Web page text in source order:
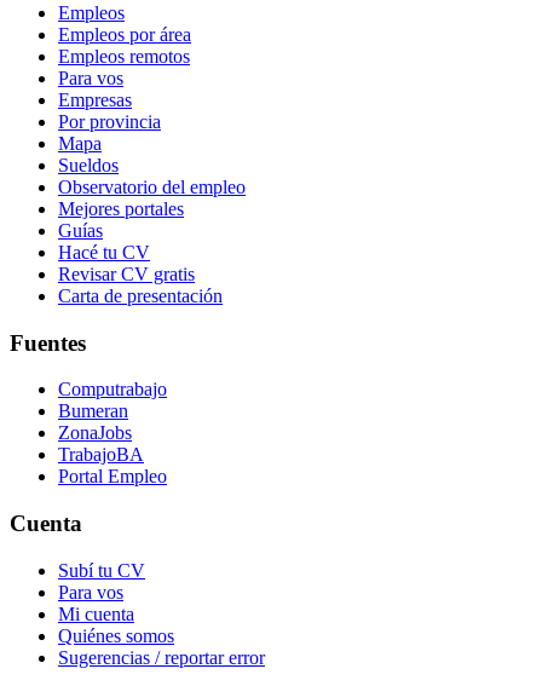
Empleos
Empleos por área
Empleos remotos
Para vos
Empresas
Por provincia
Mapa
Sueldos
Observatorio del empleo
Mejores portales
Guías
Hacé tu CV
Revisar CV gratis
Carta de presentación
Fuentes
Computrabajo
Bumeran
ZonaJobs
TrabajoBA
Portal Empleo
Cuenta
Subí tu CV
Para vos
Mi cuenta
Quiénes somos
Sugerencias / reportar error